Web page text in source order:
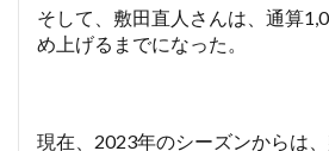
そして、敷田直人さんは、通算
め上げるまでになった。
現在、2023年のシーズンからは、